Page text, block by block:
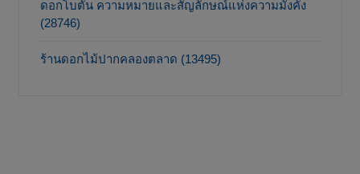
ดอกโบตั๋น ความหมายและสัญลักษณ์แห่งความมั่งคั่ง
(28746)
ร้านดอกไม้ปากคลองตลาด (13495)